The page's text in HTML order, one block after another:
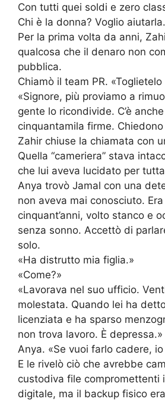
Con tutti quei soldi e zero
Chi è la donna? Voglio aiutarla.
Per la prima volta da anni,
qualcosa che il denaro non
pubblica.
Chiamò il team PR.
«Signore, più proviamo a
gente lo ricondivide. C’è
cinquantamila firme.
Zahir chiuse la chiamata con
Quella “cameriera” stava
che lui aveva lucidato per
Anya trovò Jamal con una
non aveva mai conosciuto.
cinquant’anni, volto stanco e
senza sonno. Accettò di
solo.
«Ha distrutto mia figlia.»
«Come?»
«Lavorava nel suo ufficio.
molestata. Quando lei ha detto
licenziata e ha sparso
non trova lavoro. È
Anya. «Se vuoi farlo cadere,
E le rivelò ciò che avrebbe
custodiva file compromettenti
digitale, ma il backup fisico era